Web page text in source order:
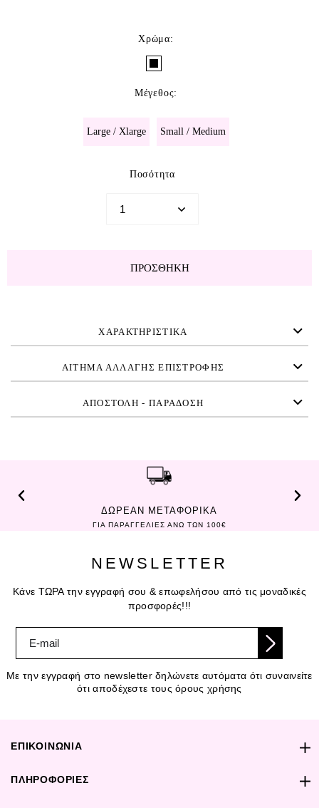
Χρώμα:
Μέγεθος:
Large / Xlarge Small / Medium
Ποσότητα
ΠΡΟΣΘΉΚΗ
ΧΑΡΑΚΤΗΡΙΣΤΙΚΑ
ΑΙΤΗΜΑ ΑΛΛΑΓΗΣ ΕΠΙΣΤΡΟΦΗΣ
ΑΠΟΣΤΟΛΗ - ΠΑΡΑΔΟΣΗ
ΔΩΡΕΑΝ ΜΕΤΑΦΟΡΙΚΑ
ΓΙΑ ΠΑΡΑΓΓΕΛΙΕΣ ΑΝΩ ΤΩΝ 100€
NEWSLETTER
Κάνε ΤΩΡΑ την εγγραφή σου & επωφελήσου από τις μοναδικές
προσφορές!!!
Με την εγγραφή στο newsletter δηλώνετε αυτόματα ότι συναινείτε
ότι αποδέχεστε τους όρους χρήσης
ΕΠΙΚΟΙΝΩΝΙΑ
ΠΛΗΡΟΦΟΡΙΕΣ